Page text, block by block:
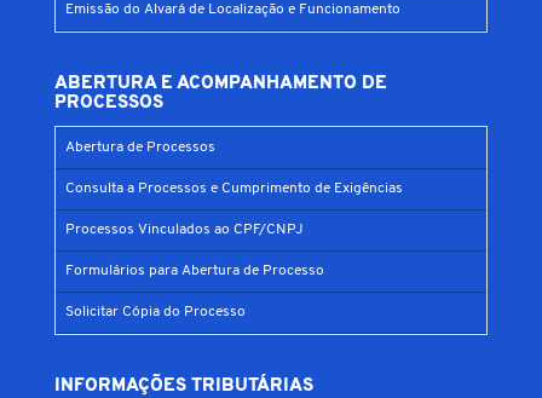
Emissão do Alvará de Localização e Funcionamento
ABERTURA E ACOMPANHAMENTO DE
PROCESSOS
Abertura de Processos
Consulta a Processos e Cumprimento de Exigências
Processos Vinculados ao CPF/CNPJ
Formulários para Abertura de Processo
Solicitar Cópia do Processo
INFORMAÇÕES TRIBUTÁRIAS